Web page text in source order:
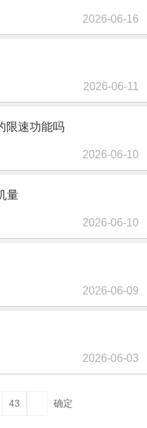
2026-06-16
2026-06-11
限速功能吗
2026-06-10
量
2026-06-10
2026-06-09
2026-06-03
43